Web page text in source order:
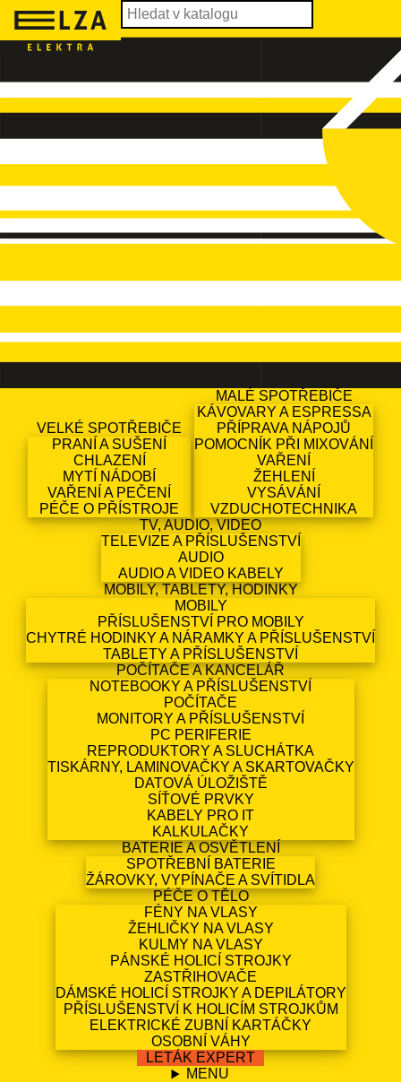
VELKÉ SPOTŘEBIČE
PRANÍ A SUŠENÍ
CHLAZENÍ
MYTÍ NÁDOBÍ
VAŘENÍ A PEČENÍ
PÉČE O PŘÍSTROJE
MALÉ SPOTŘEBIČE
KÁVOVARY A ESPRESSA
PŘÍPRAVA NÁPOJŮ
POMOCNÍK PŘI MIXOVÁNÍ
VAŘENÍ
ŽEHLENÍ
VYSÁVÁNÍ
VZDUCHOTECHNIKA
TV, AUDIO, VIDEO
TELEVIZE A PŘÍSLUŠENSTVÍ
AUDIO
AUDIO A VIDEO KABELY
MOBILY, TABLETY, HODINKY
MOBILY
PŘÍSLUŠENSTVÍ PRO MOBILY
CHYTRÉ HODINKY A NÁRAMKY A PŘÍSLUŠENSTVÍ
TABLETY A PŘÍSLUŠENSTVÍ
POČÍTAČE A KANCELÁŘ
NOTEBOOKY A PŘÍSLUŠENSTVÍ
POČÍTAČE
MONITORY A PŘÍSLUŠENSTVÍ
PC PERIFERIE
REPRODUKTORY A SLUCHÁTKA
TISKÁRNY, LAMINOVAČKY A SKARTOVAČKY
DATOVÁ ÚLOŽIŠTĚ
SÍŤOVÉ PRVKY
KABELY PRO IT
KALKULAČKY
BATERIE A OSVĚTLENÍ
SPOTŘEBNÍ BATERIE
ŽÁROVKY, VYPÍNAČE A SVÍTIDLA
PÉČE O TĚLO
FÉNY NA VLASY
ŽEHLIČKY NA VLASY
KULMY NA VLASY
PÁNSKÉ HOLICÍ STROJKY
ZASTŘIHOVAČE
DÁMSKÉ HOLICÍ STROJKY A DEPILÁTORY
PŘÍSLUŠENSTVÍ K HOLICÍM STROJKŮM
ELEKTRICKÉ ZUBNÍ KARTÁČKY
OSOBNÍ VÁHY
LETÁK EXPERT
MENU